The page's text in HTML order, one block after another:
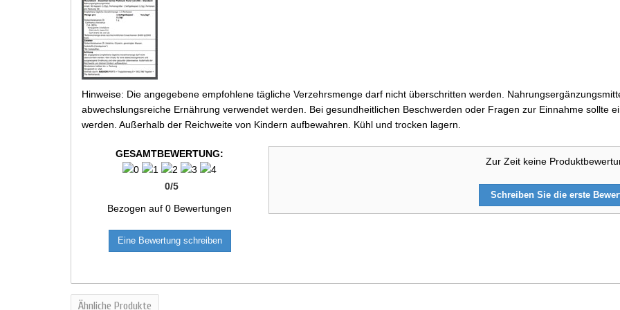
Hinweise: Die angegebene empfohlene tägliche Verzehrsmenge darf nicht überschritten werden.
abwechslungsreiche Ernährung verwendet werden. Bei gesundheitlichen Beschwerden oder Fragen zur Einnahme sollte
werden. Außerhalb der Reichweite von Kindern aufbewahren. Kühl und trocken lagern.
GESAMTBEWERTUNG:
0/5
Bezogen auf0 Bewertungen
Eine Bewertung schreiben
Zur Zeit keine
Schreiben Sie die erste
Ähnliche Produkte